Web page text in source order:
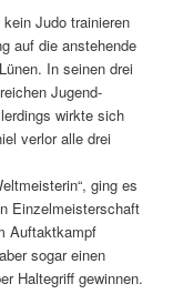
Judo trainieren
auf die anstehende
In seinen drei
Jugend-
wirkte sich
verlor alle drei
ging es
Einzelmeisterschaft
Auftaktkampf
sogar einen
Haltegriff gewinnen.